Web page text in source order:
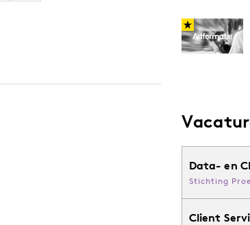
Data- en
Stichting
Client